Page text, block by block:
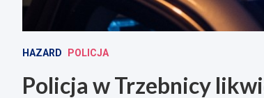
HAZARD POLICJA
Policja w Trzebnicy